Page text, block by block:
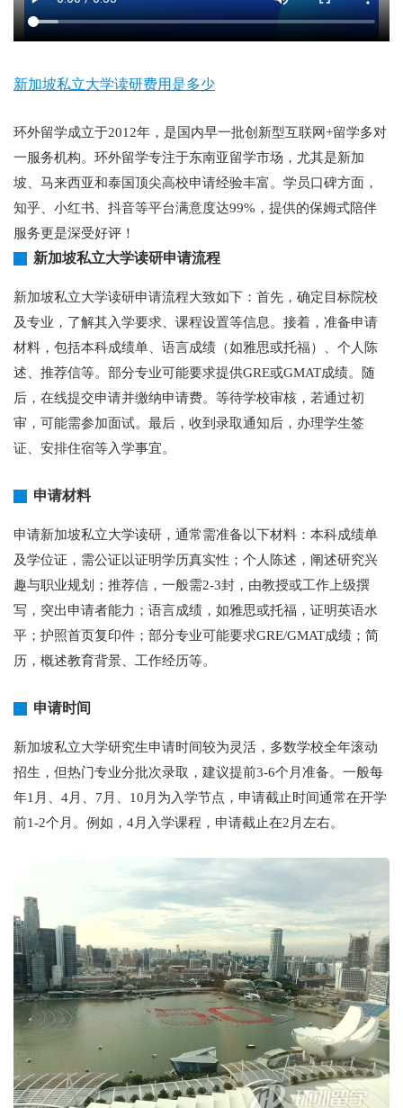
新加坡私立大学读研费用是多少
环外留学成立于2012年，是国内早一批创新型互联网+留学多对
一服务机构。环外留学专注于东南亚留学市场，尤其是新加
坡、马来西亚和泰国顶尖高校申请经验丰富。学员口碑方面，
知乎、小红书、抖音等平台满意度达99%，提供的保姆式陪伴
服务更是深受好评！
新加坡私立大学读研申请流程
新加坡私立大学读研申请流程大致如下：首先，确定目标院校
及专业，了解其入学要求、课程设置等信息。接着，准备申请
材料，包括本科成绩单、语言成绩（如雅思或托福）、个人陈
述、推荐信等。部分专业可能要求提供GRE或GMAT成绩。随
后，在线提交申请并缴纳申请费。等待学校审核，若通过初
审，可能需参加面试。最后，收到录取通知后，办理学生签
证、安排住宿等入学事宜。
申请材料
申请新加坡私立大学读研，通常需准备以下材料：本科成绩单
及学位证，需公证以证明学历真实性；个人陈述，阐述研究兴
趣与职业规划；推荐信，一般需2-3封，由教授或工作上级撰
写，突出申请者能力；语言成绩，如雅思或托福，证明英语水
平；护照首页复印件；部分专业可能要求GRE/GMAT成绩；简
历，概述教育背景、工作经历等。
申请时间
新加坡私立大学研究生申请时间较为灵活，多数学校全年滚动
招生，但热门专业分批次录取，建议提前3-6个月准备。一般每
年1月、4月、7月、10月为入学节点，申请截止时间通常在开学
前1-2个月。例如，4月入学课程，申请截止在2月左右。